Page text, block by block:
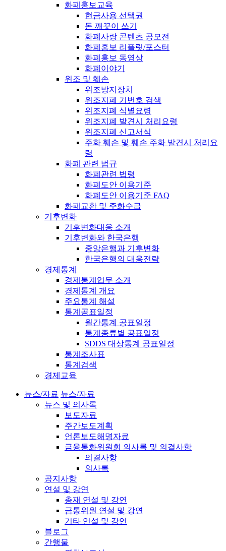
화폐홍보교육
현금사용 선택권
돈 깨끗이 쓰기
화폐사랑 콘텐츠 공모전
화폐홍보 리플릿/포스터
화폐홍보 동영상
화폐이야기
위조 및 훼손
위조방지장치
위조지폐 기번호 검색
위조지폐 식별요령
위조지폐 발견시 처리요령
위조지폐 신고서식
주화 훼손 및 훼손 주화 발견시 처리요
령
화폐 관련 법규
화폐관련 법령
화폐도안 이용기준
화폐도안 이용기준 FAQ
화폐교환 및 주화수급
기후변화
기후변화대응 소개
기후변화와 한국은행
중앙은행과 기후변화
한국은행의 대응전략
경제통계
경제통계업무 소개
경제통계 개요
주요통계 해설
통계공표일정
월간통계 공표일정
통계종류별 공표일정
SDDS 대상통계 공표일정
통계조사표
통계검색
경제교육
뉴스/자료 뉴스/자료
뉴스 및 의사록
보도자료
주간보도계획
언론보도해명자료
금융통화위원회 의사록 및 의결사항
의결사항
의사록
공지사항
연설 및 강연
총재 연설 및 강연
금통위원 연설 및 강연
기타 연설 및 강연
블로그
간행물